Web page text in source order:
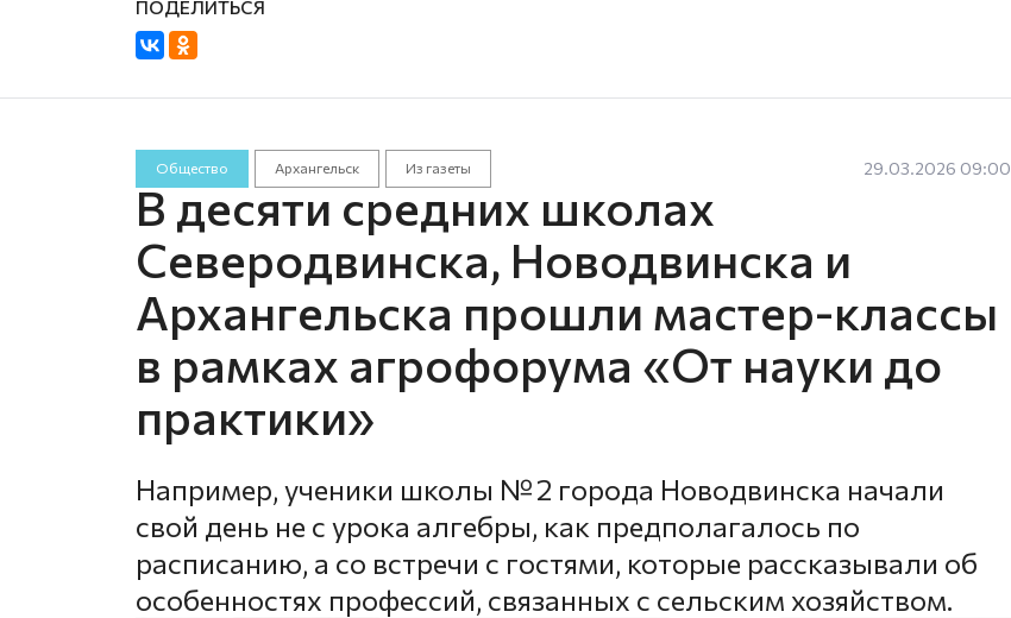
Общество Архангельск Из газеты 29.03.2026 09:00
В десяти средних школах
Северодвинска, Новодвинска и
Архангельска прошли мастер-классы
в рамках агрофорума «От науки до
практики»
Например, ученики школы № 2 города Новодвинска начали
свой день не с урока алгебры, как предполагалось по
расписанию, а со встречи с гостями, которые рассказывали об
особенностях профессий, связанных с сельским хозяйством.